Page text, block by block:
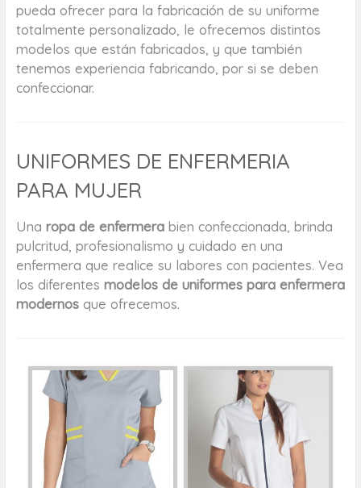
pueda ofrecer para la fabricación de su uniforme
totalmente personalizado, le ofrecemos distintos
modelos que están fabricados, y que también
tenemos experiencia fabricando, por si se deben
confeccionar.
UNIFORMES DE ENFERMERIA
PARA MUJER
Una ropa de enfermerabien confeccionada, brinda
pulcritud, profesionalismo y cuidado en una
enfermera que realice su labores con pacientes. Vea
los diferentes modelos de uniformes para enfermera
modernos que ofrecemos.